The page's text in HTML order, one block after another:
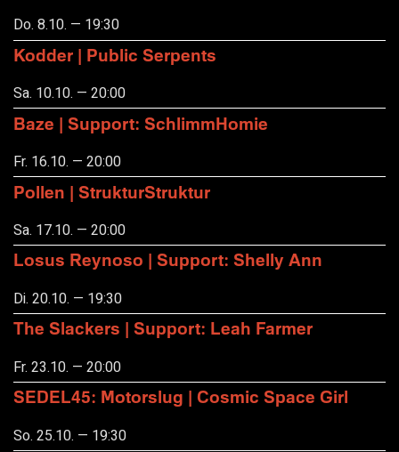
Do. 8.10. — 19:30
Kodder | Public Serpents
Sa. 10.10. — 20:00
Baze | Support: SchlimmHomie
Fr. 16.10. — 20:00
Pollen | StrukturStruktur
Sa. 17.10. — 20:00
Losus Reynoso | Support: Shelly Ann
Di. 20.10. — 19:30
The Slackers | Support: Leah Farmer
Fr. 23.10. — 20:00
SEDEL45: Motorslug | Cosmic Space Girl
So. 25.10. — 19:30